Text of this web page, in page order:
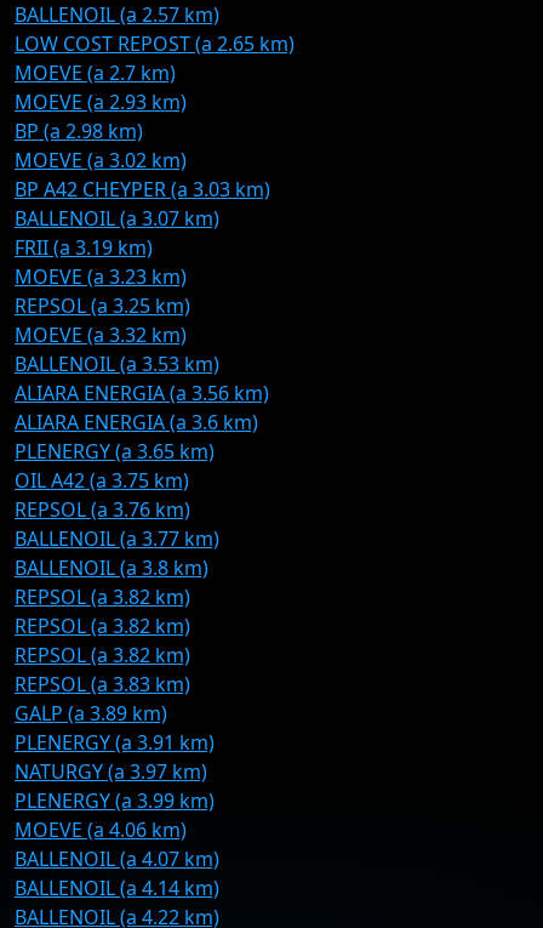
BALLENOIL (a 2.57 km)
LOW COST REPOST (a 2.65 km)
MOEVE (a 2.7 km)
MOEVE (a 2.93 km)
BP (a 2.98 km)
MOEVE (a 3.02 km)
BP A42 CHEYPER (a 3.03 km)
BALLENOIL (a 3.07 km)
FRII (a 3.19 km)
MOEVE (a 3.23 km)
REPSOL (a 3.25 km)
MOEVE (a 3.32 km)
BALLENOIL (a 3.53 km)
ALIARA ENERGIA (a 3.56 km)
ALIARA ENERGIA (a 3.6 km)
PLENERGY (a 3.65 km)
OIL A42 (a 3.75 km)
REPSOL (a 3.76 km)
BALLENOIL (a 3.77 km)
BALLENOIL (a 3.8 km)
REPSOL (a 3.82 km)
REPSOL (a 3.82 km)
REPSOL (a 3.82 km)
REPSOL (a 3.83 km)
GALP (a 3.89 km)
PLENERGY (a 3.91 km)
NATURGY (a 3.97 km)
PLENERGY (a 3.99 km)
MOEVE (a 4.06 km)
BALLENOIL (a 4.07 km)
BALLENOIL (a 4.14 km)
BALLENOIL (a 4.22 km)